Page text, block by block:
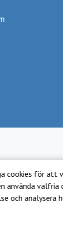
cookies för att
använda
och analysera